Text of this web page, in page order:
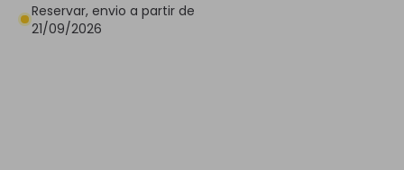
Reservar, envio a partir de
21/09/2026